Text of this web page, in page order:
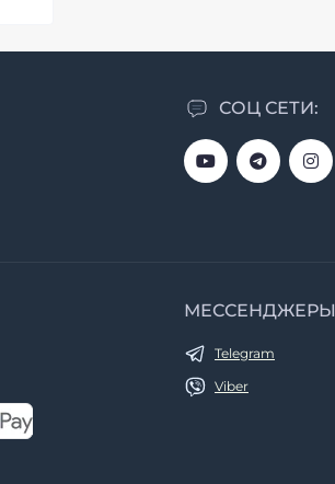
СОЦ СЕТИ:
МЕССЕНДЖЕРЫ
Telegram
Viber